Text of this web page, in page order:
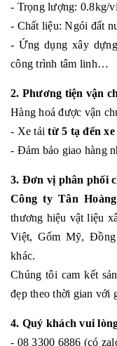
- Trọng lượng: 0.8kg/
- Chất liệu: Ngói đất
- Ứng dụng xây
công trình tâm linh…
2. Phương tiện vận
Hàng hoá được vận
- Xe tảitừ 5 tạ đến
- Đảm bảo giao hàng
3. Đơn vị phân phối
Công ty Tân
thương hiệu vật liệu
Việt, Gốm Mỹ, Đồng
khác.
Chúng tôi cam kết
đẹp theo thời gian với
4. Quý khách vui
- 08 3300 6886 (có